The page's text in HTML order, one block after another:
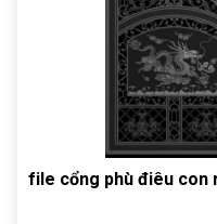
file cổng phù điêu con